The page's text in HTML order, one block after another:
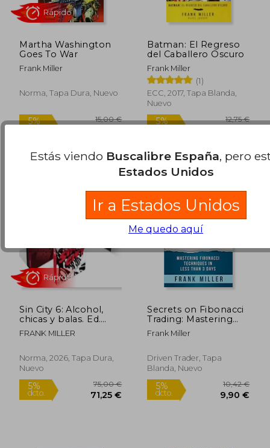
5%
dcto. 37,53 €
5%
dcto. 9,50
Rápido Rápido
Martha Washington
Goes To War
Frank Miller
Norma, Tapa Dura, Nuevo
Batman: El Regreso
del Caballero Oscuro
Frank Miller
(1)
ECC, 2017, Tapa Blanda,
Nuevo
Sin City 6: Alcohol,
chicas y balas. Ed.
Lujo
FRANK MILLER
Norma, 2026, Tapa Dura,
Nuevo
Secrets on Fibonacci
Trading: Mastering
Fibonacci Techniques
in Less Than 3 Days
Frank Miller
Driven Trader, Tapa
Blanda, Nuevo
Estás viendo Buscalibre España, pero
Estados Unidos
Ir a Estados Unidos
Me quedo aquí